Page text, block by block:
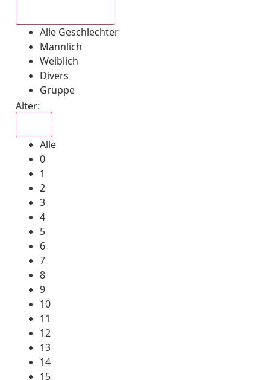
Alle Geschlechter
Männlich
Weiblich
Divers
Gruppe
Alter:
Alle
0
1
2
3
4
5
6
7
8
9
10
11
12
13
14
15